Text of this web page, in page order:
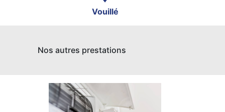
Vouillé
Nos autres prestations